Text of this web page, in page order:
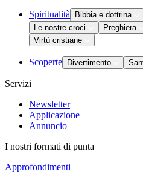
Spiritualità Bibbia e dottrina
Le nostre croci
Preghiera
Virtù cristiane
Scoperte Divertimento
Servizi
Newsletter
Applicazione
Annuncio
I nostri formati di punta
Approfondimenti